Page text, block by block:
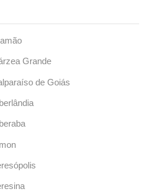
Grande
de Goiás